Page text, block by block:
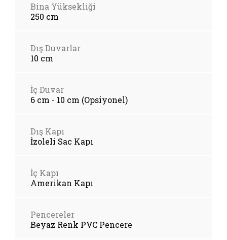
Bina Yüksekliği
250 cm
Dış Duvarlar
10 cm
İç Duvar
6 cm - 10 cm (Opsiyonel)
Dış Kapı
İzoleli Sac Kapı
İç Kapı
Amerikan Kapı
Pencereler
Beyaz Renk PVC Pencere